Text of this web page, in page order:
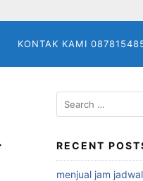
KONTAK KAMI
Search
for:
RECENT
menjual jam